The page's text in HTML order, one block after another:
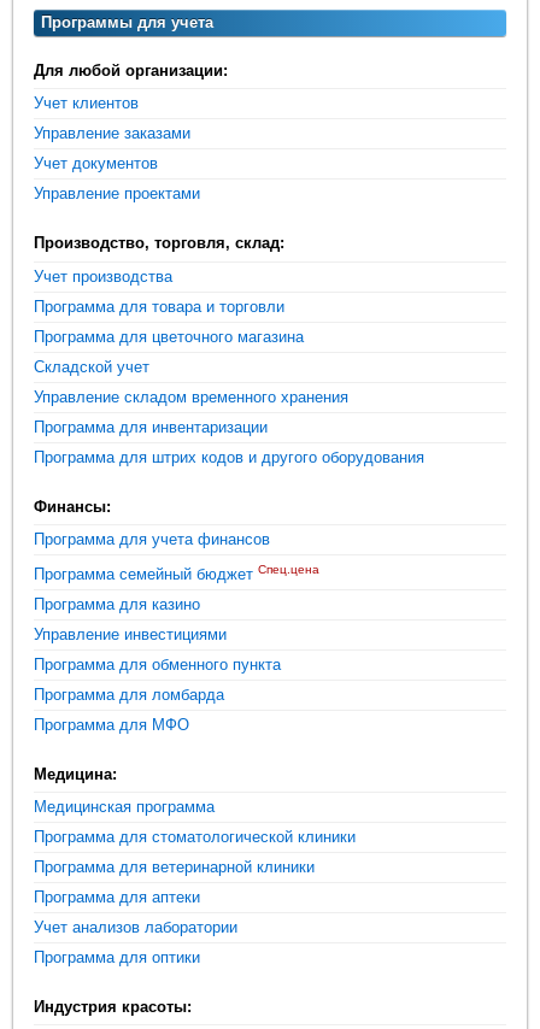
Программы для учета
Для любой организации:
Учет клиентов
Управление заказами
Учет документов
Управление проектами
Производство, торговля, склад:
Учет производства
Программа для товара и торговли
Программа для цветочного магазина
Складской учет
Управление складом временного хранения
Программа для инвентаризации
Программа для штрих кодов и другого оборудования
Финансы:
Программа для учета финансов
Программа семейный бюджет Спец.цена
Программа для казино
Управление инвестициями
Программа для обменного пункта
Программа для ломбарда
Программа для МФО
Медицина:
Медицинская программа
Программа для стоматологической клиники
Программа для ветеринарной клиники
Программа для аптеки
Учет анализов лаборатории
Программа для оптики
Индустрия красоты: